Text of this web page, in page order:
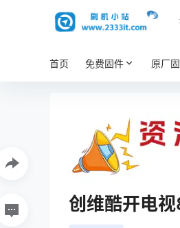
首页 免费固件 原厂
创维酷开电